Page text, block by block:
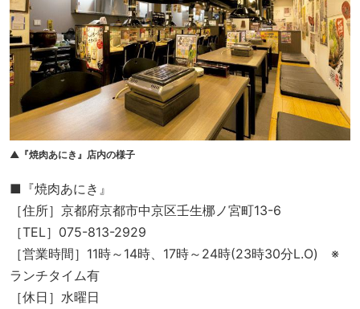
▲『焼肉あにき』店内の様子
■『焼肉あにき』
［住所］京都府京都市中京区壬生梛ノ宮町13-6
［TEL］075-813-2929
［営業時間］11時～14時、17時～24時(23時30分L.O) ※
ランチタイム有
［休日］水曜日